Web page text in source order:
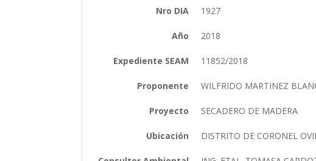
Nro DIA 1927
Año 2018
Expediente SEAM 11852/2018
Proponente WILFRIDO MARTINEZ
Proyecto SECADERO DE MADERA
Ubicación DISTRITO DE CORONEL